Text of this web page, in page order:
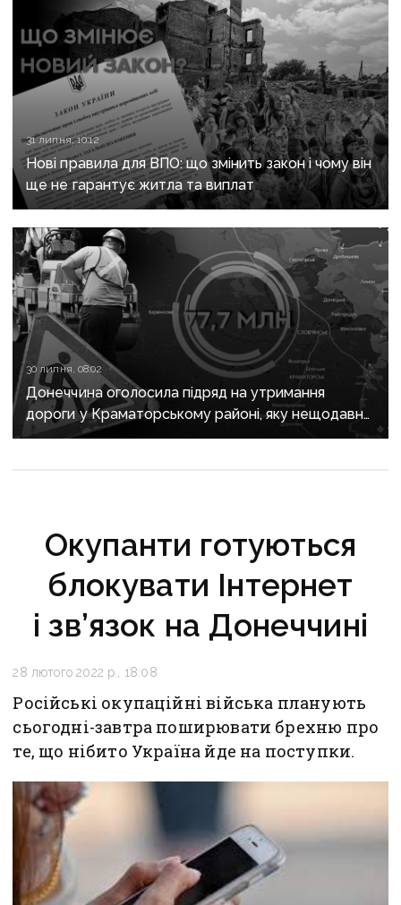
31 липня, 10:12
Нові правила для ВПО: що змінить закон і чому він
ще не гарантує житла та виплат
30 липня, 08:02
Донеччина оголосила підряд на утримання
дороги у Краматорському районі, яку нещодавно
вже ремонтували
Окупанти готуються
блокувати Інтернет
і зв’язок на Донеччині
28 лютого 2022 р., 18:08
Російські окупаційні війська планують
сьогодні-завтра поширювати брехню про
те, що нібито Україна йде на поступки.